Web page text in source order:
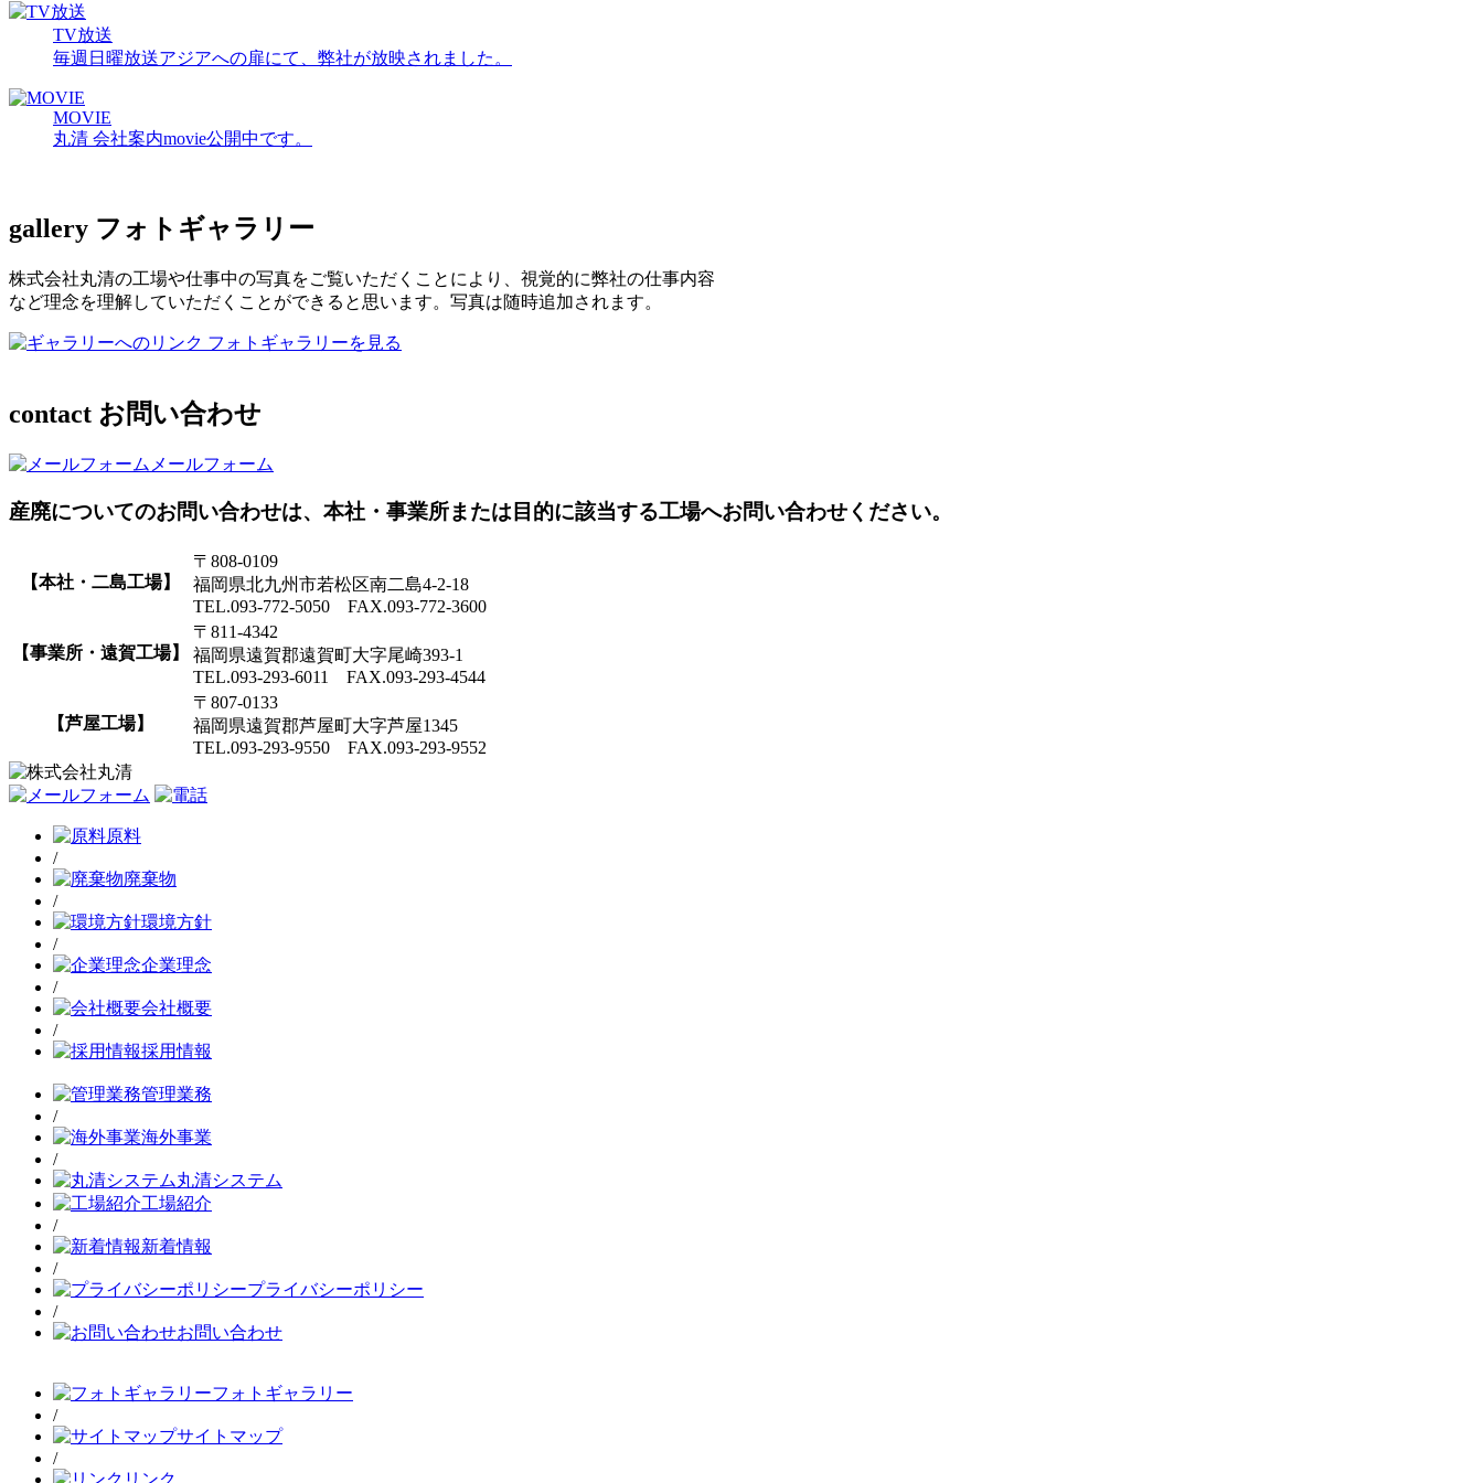
TV放送
毎週日曜放送アジアへの扉にて、弊社が放映されました。
MOVIE
丸清 会社案内movie公開中です。
gallery フォトギャラリー
株式会社丸清の工場や仕事中の写真をご覧いただくことにより、視覚的に弊社の仕事内容
など理念を理解していただくことができると思います。写真は随時追加されます。
フォトギャラリーを見る
contact お問い合わせ
メールフォーム
産廃についてのお問い合わせは、本社・事業所または目的に該当する工場へお問い合わせください。
【本社・二島工場】
〒808-0109
福岡県北九州市若松区南二島4-2-18
TEL.093-772-5050 FAX.093-772-3600
【事業所・遠賀工場】
〒811-4342
福岡県遠賀郡遠賀町大字尾崎393-1
TEL.093-293-6011 FAX.093-293-4544
【芦屋工場】
〒807-0133
福岡県遠賀郡芦屋町大字芦屋1345
TEL.093-293-9550 FAX.093-293-9552
原料
/
廃棄物
/
環境方針
/
企業理念
/
会社概要
/
採用情報
管理業務
/
海外事業
/
丸清システム
工場紹介
/
新着情報
/
プライバシーポリシー
/
お問い合わせ
フォトギャラリー
/
サイトマップ
/
リンク